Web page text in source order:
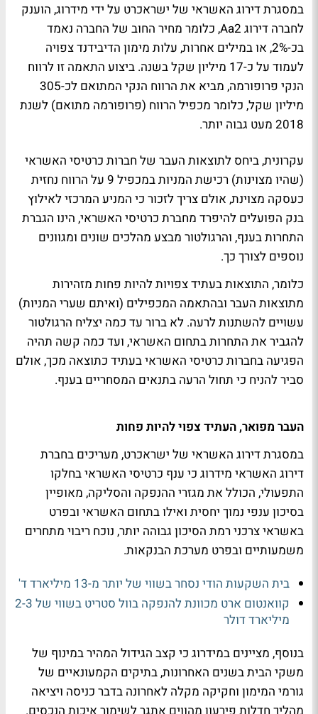
במסגרת דירוג האשראי של ישראכרט על ידי מידרוג, הוענק
לחברה דירוג Aa2, כלומר מחיר החוב של החברה נאמד
בכ-2%, או במילים אחרות, עלות מימון הדיבידנד צפויה
לעמוד על כ-17 מיליון שקל בשנה. ביצוע התאמה זו לרווח
הנקי פרופורמה, מביא את הרווח הנקי המתואם לכ-305
מיליון שקל, כלומר מכפיל הרווח (פרופורמה מתואם) לשנת
2018 מעט גבוה יותר.
עקרונית, ביחס לתוצאות העבר של חברות כרטיסי האשראי
(שהיו מצוינות) רכישת המניות במכפיל 9 על הרווח נחזית
כעסקה מצוינת, אולם צריך לזכור כי המניע המרכזי לאילוץ
בנק הפועלים להיפרד מחברת כרטיסי האשראי, הינו הגברת
התחרות בענף, והרגולטור מבצע מהלכים שונים ומגוונים
נוספים לצורך כך.
כלומר, התוצאות בעתיד צפויות להיות פחות מזהירות
מתוצאות העבר ובהתאמה המכפילים (ואיתם שערי המניות)
עשויים להשתנות לרעה. לא ברור עד כמה יצליח הרגולטור
להגביר את התחרות בתחום האשראי, ועד כמה קשה תהיה
הפגיעה בחברות כרטיסי האשראי בעתיד כתוצאה מכך, אולם
סביר להניח כי תחול הרעה בתנאים המסחריים בענף.
העבר מפואר, העתיד צפוי להיות פחות
במסגרת דירוג האשראי של ישראכרט, מעריכים בחברת
דירוג האשראי מידרוג כי ענף כרטיסי האשראי בחלקו
התפעולי, הכולל את מגזרי ההנפקה והסליקה, מאופיין
בסיכון ענפי נמוך יחסית ואילו בתחום האשראי ובפרט
באשראי צרכני רמת הסיכון גבוהה יותר, נוכח ריבוי מתחרים
משמעותיים ובפרט מערכת הבנקאות.
בית השקעות הודי נסחר בשווי של יותר מ-13 מיליארד ד'
קוואנטום ארט מכוונת להנפקה בוול סטריט בשווי של 2-3
מיליארד דולר
בנוסף, מציינים במידרוג כי קצב הגידול המהיר במינוף של
משקי הבית בשנים האחרונות, בתיקים הקמעונאיים של
גורמי המימון וחקיקה מקלה לאחרונה בדבר כניסה ויציאה